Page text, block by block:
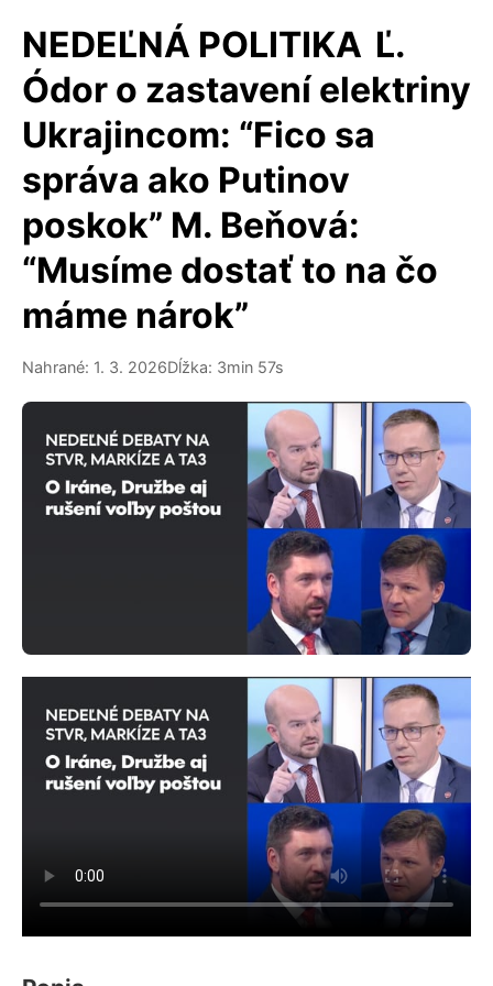
NEDEĽNÁ POLITIKA Ľ.
Ódor o zastavení elektriny
Ukrajincom: “Fico sa
správa ako Putinov
poskok” M. Beňová:
“Musíme dostať to na čo
máme nárok”
Nahrané: 1. 3. 2026Dĺžka: 3min 57s